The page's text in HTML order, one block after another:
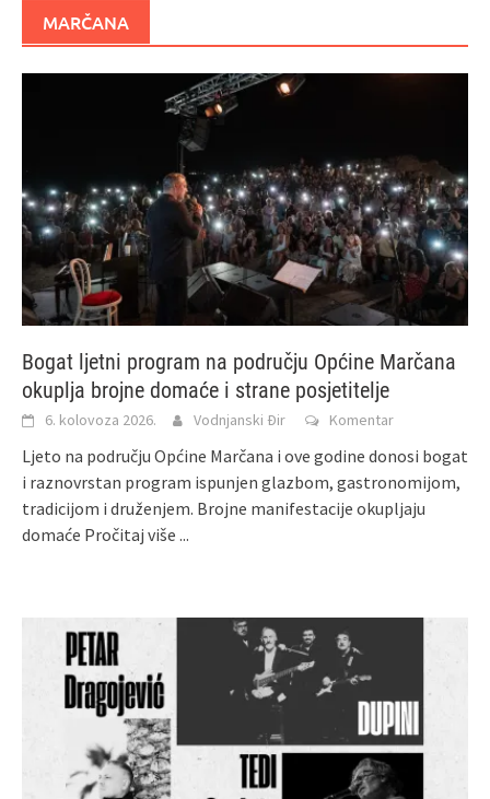
MARČANA
Bogat ljetni program na području Općine Marčana
okuplja brojne domaće i strane posjetitelje
6. kolovoza 2026. Vodnjanski Đir Komentar
Ljeto na području Općine Marčana i ove godine donosi bogat
i raznovrstan program ispunjen glazbom, gastronomijom,
tradicijom i druženjem. Brojne manifestacije okupljaju
domaće Pročitaj više ...